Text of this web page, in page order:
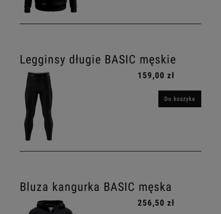
Legginsy długie BASIC męskie
159,00 zł
Do koszyka
Bluza kangurka BASIC męska
256,50 zł